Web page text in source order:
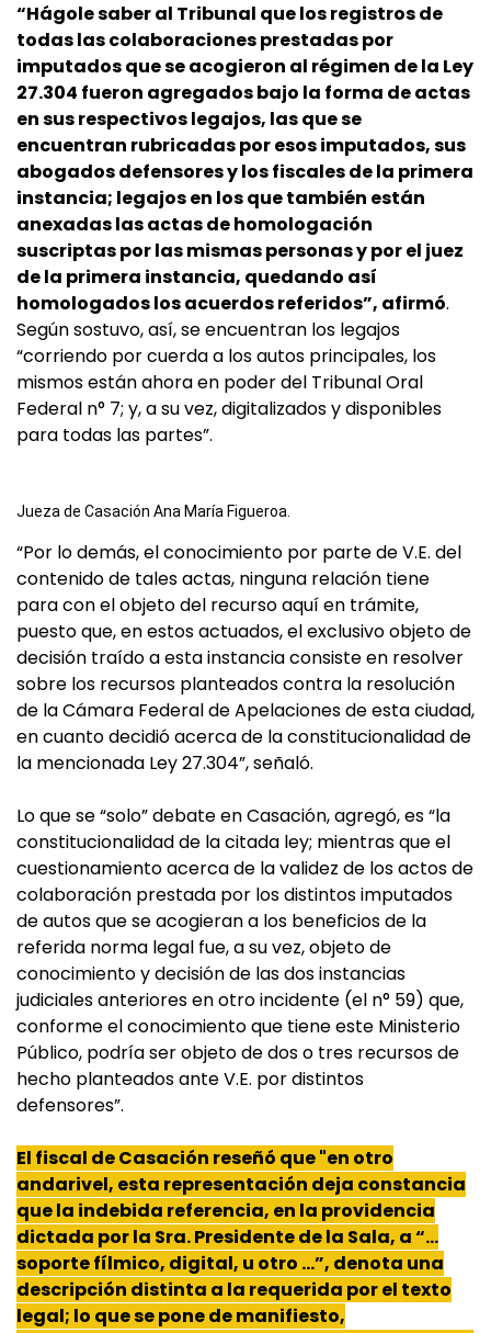
“Hágole saber al Tribunal que los registros de
todas las colaboraciones prestadas por
imputados que se acogieron al régimen de la Ley
27.304 fueron agregados bajo la forma de actas
en sus respectivos legajos, las que se
encuentran rubricadas por esos imputados, sus
abogados defensores y los fiscales de la primera
instancia; legajos en los que también están
anexadas las actas de homologación
suscriptas por las mismas personas y por el juez
de la primera instancia, quedando así
homologados los acuerdos referidos”, afirmó.
Según sostuvo, así, se encuentran los legajos
“corriendo por cuerda a los autos principales, los
mismos están ahora en poder del Tribunal Oral
Federal n° 7; y, a su vez, digitalizados y disponibles
para todas las partes”.
Jueza de Casación Ana María Figueroa.
“Por lo demás, el conocimiento por parte de V.E. del
contenido de tales actas, ninguna relación tiene
para con el objeto del recurso aquí en trámite,
puesto que, en estos actuados, el exclusivo objeto de
decisión traído a esta instancia consiste en resolver
sobre los recursos planteados contra la resolución
de la Cámara Federal de Apelaciones de esta ciudad,
en cuanto decidió acerca de la constitucionalidad de
la mencionada Ley 27.304”, señaló.
Lo que se “solo” debate en Casación, agregó, es “la
constitucionalidad de la citada ley; mientras que el
cuestionamiento acerca de la validez de los actos de
colaboración prestada por los distintos imputados
de autos que se acogieran a los beneficios de la
referida norma legal fue, a su vez, objeto de
conocimiento y decisión de las dos instancias
judiciales anteriores en otro incidente (el n° 59) que,
conforme el conocimiento que tiene este Ministerio
Público, podría ser objeto de dos o tres recursos de
hecho planteados ante V.E. por distintos
defensores”.
El fiscal de Casación reseñó que "en otro
andarivel, esta representación deja constancia
que la indebida referencia, en la providencia
dictada por la Sra. Presidente de la Sala, a “…
soporte fílmico, digital, u otro …”, denota una
descripción distinta a la requerida por el texto
legal; lo que se pone de manifiesto,